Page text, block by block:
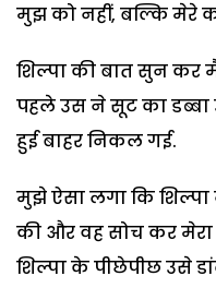
मुझ को नहीं, बल्कि मेरे
शिल्पा की बात सुन कर
पहले उस ने सूट का
हुई बाहर निकल गई.
मुझे ऐसा लगा कि
की और वह सोच कर मेरा
शिल्पा के पीछेपीछ उसे